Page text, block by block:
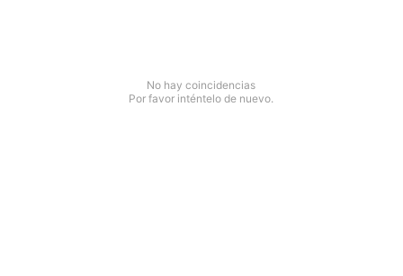
No hay coincidencias
Por favor inténtelo de nuevo.